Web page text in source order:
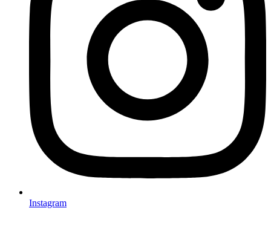
Instagram